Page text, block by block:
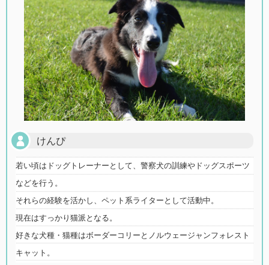
けんぴ
若い頃はドッグトレーナーとして、警察犬の訓練やドッグスポーツ
などを行う。
それらの経験を活かし、ペット系ライターとして活動中。
現在はすっかり猫派となる。
好きな犬種・猫種はボーダーコリーとノルウェージャンフォレスト
キャット。